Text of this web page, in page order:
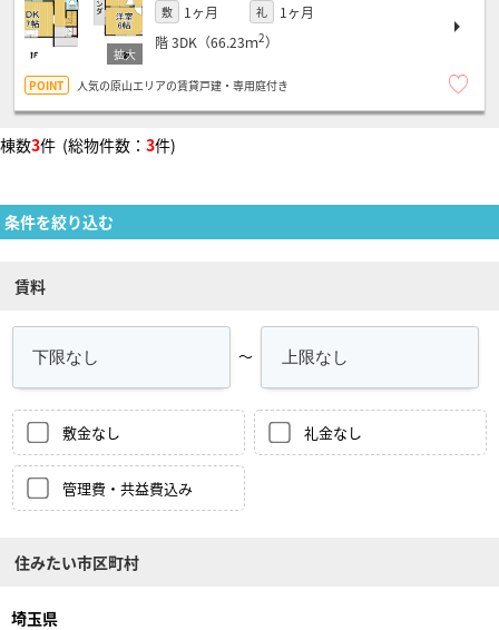
敷 1ヶ月 礼
1ヶ月
階3DK（66.23ｍ2）
人気の原山エリアの賃貸戸建・専用庭付き
棟数3件 (総物件数： 3件)
条件を絞り込む
賃料
～
敷金なし 礼金なし
管理費・共益費込み
住みたい市区町村
埼玉県